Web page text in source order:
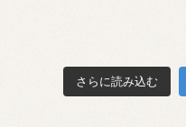
さらに読み込む